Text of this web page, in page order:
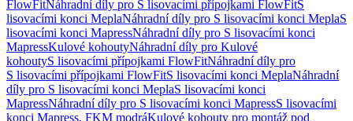
FlowFitNáhradní díly pro S lisovacími přípojkami FlowFitS
lisovacími konci MeplaNáhradní díly pro S lisovacími konci MeplaS
lisovacími konci MapressNáhradní díly pro S lisovacími konci
MapressKulové kohoutyNáhradní díly pro Kulové
kohoutyS lisovacími přípojkami FlowFitNáhradní díly pro
S lisovacími přípojkami FlowFitS lisovacími konci MeplaNáhradní
díly pro S lisovacími konci MeplaS lisovacími konci
MapressNáhradní díly pro S lisovacími konci MapressS lisovacími
konci Mapress, FKM modráKulové kohouty pro montáž pod